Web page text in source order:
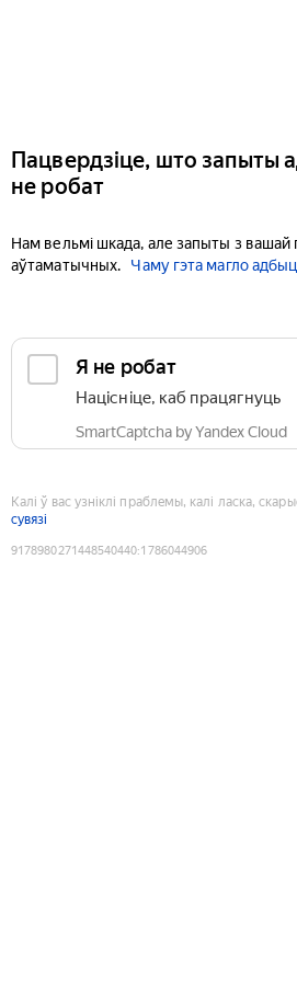
Пацвердзіце, што запыты
не робат
Нам вельмі шкада, але запыты з
аўтаматычных.
Чаму гэта магло
Я не робат
Націсніце, каб працягнуць
SmartCaptcha by Yandex Cloud
Калі ў вас узніклі праблемы, калі ласка,
сувязі
9178980271448540440:1786044906